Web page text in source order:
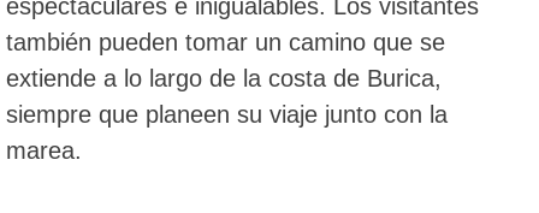
espectaculares e inigualables. Los visitantes
también pueden tomar un camino que se
extiende a lo largo de la costa de Burica,
siempre que planeen su viaje junto con la
marea.